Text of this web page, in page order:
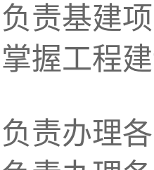
负责基建
掌握工程
负责办理